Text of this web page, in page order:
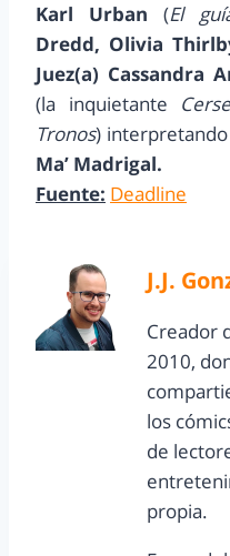
Karl Urban (El
Dredd, Olivia
Juez(a) Cassandra
(la inquietante
Tronos)
Ma’ Madrigal.
Fuente: Deadline
J.J.
Creador
2010,
los
de
propia.